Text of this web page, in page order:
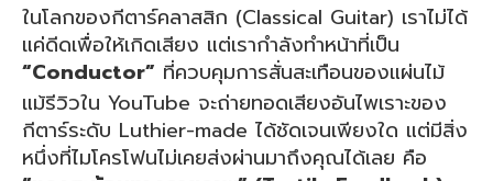
ในโลกของกีตาร์คลาสสิก (Classical Guitar) เราไม่ได้
แค่ดีดเพื่อให้เกิดเสียง แต่เรากำลังทำหน้าที่เป็น
“Conductor” ที่ควบคุมการสั่นสะเทือนของแผ่นไม้
แม้รีวิวใน YouTube จะถ่ายทอดเสียงอันไพเราะของ
กีตาร์ระดับ Luthier-made ได้ชัดเจนเพียงใด แต่มีสิ่ง
หนึ่งที่ไมโครโฟนไม่เคยส่งผ่านมาถึงคุณได้เลย คือ